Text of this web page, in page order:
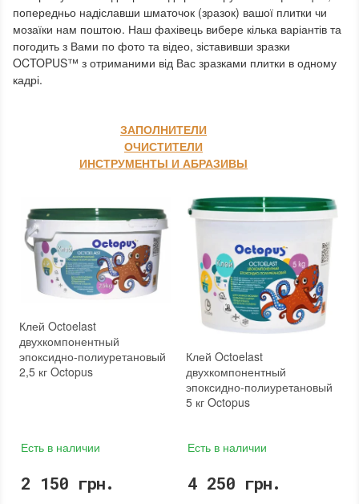
попередньо надіславши шматочок (зразок) вашої плитки чи
мозаїки нам поштою. Наш фахівець вибере кілька варіантів та
погодить з Вами по фото та відео, зіставивши зразки
OCTOPUS™ з отриманими від Вас зразками плитки в одному
кадрі.
ЗАПОЛНИТЕЛИ
ОЧИСТИТЕЛИ
ИНСТРУМЕНТЫ И АБРАЗИВЫ
Клей Octoelast
двухкомпонентный
эпоксидно-полиуретановый
2,5 кг Octopus
Есть в наличии
2 150 грн.
Клей Octoelast
двухкомпонентный
эпоксидно-полиуретановый
5 кг Octopus
Есть в наличии
4 250 грн.